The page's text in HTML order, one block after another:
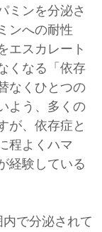
ミンを分泌さ
ンへの耐性
エスカレート
くなる「依存
なくひとつの
よう、多くの
が、依存症と
程よくハマ
経験している
で分泌されて